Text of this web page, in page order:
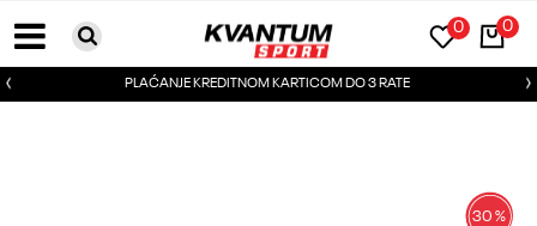
0
0
PLAĆANJE KREDITNOM KARTICOM DO 3 RATE
30%